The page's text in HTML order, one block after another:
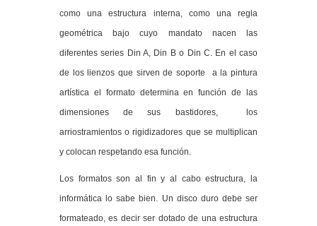
como una estructura interna, como una regla
geométrica bajo cuyo mandato nacen las
diferentes series Din A, Din B o Din C. En el caso
de los lienzos que sirven de soporte a la pintura
artística el formato determina en función de las
dimensiones de sus bastidores, los
arriostramientos o rigidizadores que se multiplican
y colocan respetando esa función.
Los formatos son al fin y al cabo estructura, la
informática lo sabe bien. Un disco duro debe ser
formateado, es decir ser dotado de una estructura